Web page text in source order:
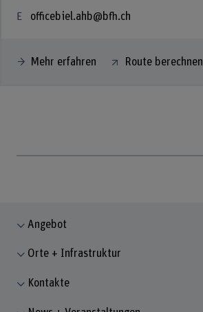
officebiel.ahb@bfh.ch
Mehr erfahren Route berechnen
Angebot
Orte + Infrastruktur
Kontakte